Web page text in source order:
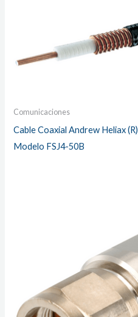
Comunicaciones
Cable Coaxial Andrew Heliax
Modelo FSJ4-50B